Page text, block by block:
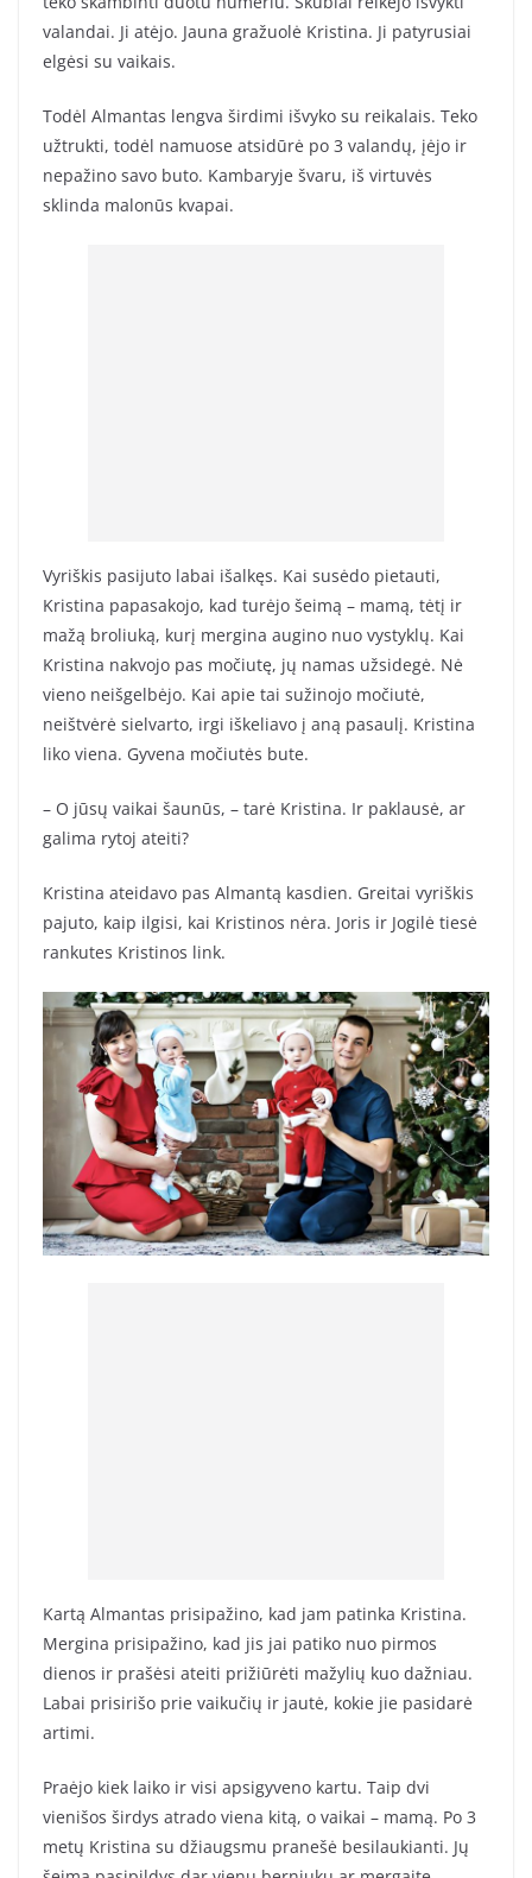
valandai. Ji atėjo. Jauna gražuolė Kristina. Ji patyrusiai
elgėsi su vaikais.
Todėl Almantas lengva širdimi išvyko su reikalais. Teko
užtrukti, todėl namuose atsidūrė po 3 valandų, įėjo ir
nepažino savo buto. Kambaryje švaru, iš virtuvės
sklinda malonūs kvapai.
Vyriškis pasijuto labai išalkęs. Kai susėdo pietauti,
Kristina papasakojo, kad turėjo šeimą – mamą, tėtį ir
mažą broliuką, kurį mergina augino nuo vystyklų. Kai
Kristina nakvojo pas močiutę, jų namas užsidegė. Nė
vieno neišgelbėjo. Kai apie tai sužinojo močiutė,
neištvėrė sielvarto, irgi iškeliavo į aną pasaulį. Kristina
liko viena. Gyvena močiutės bute.
– O jūsų vaikai šaunūs, – tarė Kristina. Ir paklausė, ar
galima rytoj ateiti?
Kristina ateidavo pas Almantą kasdien. Greitai vyriškis
pajuto, kaip ilgisi, kai Kristinos nėra. Joris ir Jogilė tiesė
rankutes Kristinos link.
Kartą Almantas prisipažino, kad jam patinka Kristina.
Mergina prisipažino, kad jis jai patiko nuo pirmos
dienos ir prašėsi ateiti prižiūrėti mažylių kuo dažniau.
Labai prisirišo prie vaikučių ir jautė, kokie jie pasidarė
artimi.
Praėjo kiek laiko ir visi apsigyveno kartu. Taip dvi
vienišos širdys atrado viena kitą, o vaikai – mamą. Po 3
metų Kristina su džiaugsmu pranešė besilaukianti. Jų